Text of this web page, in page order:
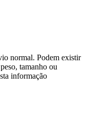
normal. Podem existir
tamanho ou
informação